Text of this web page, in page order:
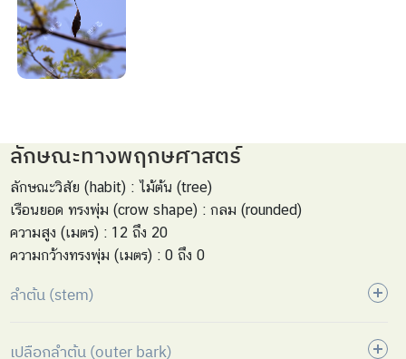
ลักษณะทางพฤกษศาสตร์
ลักษณะวิสัย (habit) : ไม้ต้น (tree)
เรือนยอด ทรงพุ่ม (crow shape) : กลม (rounded)
ความสูง (เมตร) : 12 ถึง 20
ความกว้างทรงพุ่ม (เมตร) : 0 ถึง 0
ลำต้น (stem)
เปลือกลำต้น (outer bark)